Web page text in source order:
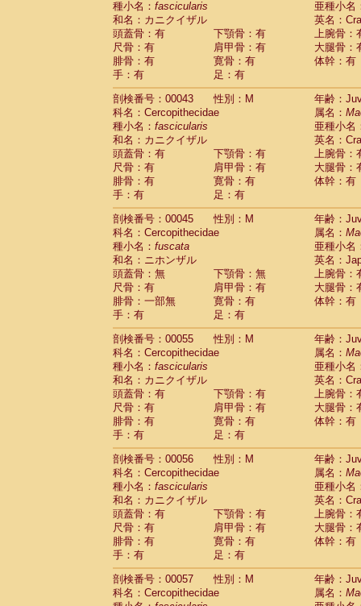
Cercopithecidae Papio hamadryas(1)
CercopithecidaePapio papio
CercopithecidaePapio
CercopithecidaeMandrillus
CercopithecidaeMandrillus sphinx
CercopithecidaeTheropithecus
CercopithecidaeMacaca arctoides(1)
Cercopithecidae Macaca assamensis
Cercopithecidae
Macaca
CercopithecidaeMacaca cyclopis (6)
CercopithecidaeMacaca fascicularis
CercopithecidaeMacaca fuscaca
CercopithecidaeMacaca fuscata
CercopithecidaeMacaca fuscata
CercopithecidaeMacaca maura(1)
Cercopithecidae Macaca mulatta(47)
Cercopithecidae Macaca nemestrina(3)
Cercopithecidae Macaca nigra(1)
CercopithecidaeMacaca radiata(8)
CercopithecidaeMacaca silenus(1)
CercopithecidaeMacaca sinica (0)
CercopithecidaeMacaca sylvanus
CercopithecidaeMacaca thibetana (0)
Cercopithecidae Macaca tonkeana (0)
Cercopithecidae hybrid(1)
Cercopithecidae (0)
CercopithecidaeAllenopithecus
CercopithecidaeCercopithecus
CercopithecidaeCercopithecus
CercopithecidaeCercopithecus
CercopithecidaeCercopithecus diana
CercopithecidaeCercopithecus
Cercopithecidae
Cercopithecus
Cercopithecidae
Cercopithecus mitis
CercopithecidaeCercopithecus mitis
CercopithecidaeCercopithecus mitis
CercopithecidaeCercopithecus mona
CercopithecidaeCercopithecus
CercopithecidaeCercopithecus
CercopithecidaeCercopithecus
Cercopithecidae
Cercopithecusspp.(0)
種小名： fascicularis
亜種小名
和名：カニクイザル
英名：
頭蓋骨：有
下顎骨：有
上腕骨：
尺骨：有
肩甲骨：有
大腿骨：
腓骨：有
寛骨：有
体幹：有
手：有
足：有
剖検番号：00043
性別：M
年齢：
科名：Cercopithecidae
属名：
種小名： fascicularis
亜種小名
和名：カニクイザル
英名：
頭蓋骨：有
下顎骨：有
上腕骨：
尺骨：有
肩甲骨：有
大腿骨：
腓骨：有
寛骨：有
体幹：有
手：有
足：有
剖検番号：00045
性別：M
年齢：
科名：Cercopithecidae
属名：
種小名： fuscata
亜種小名
和名：ニホンザル
英名：
頭蓋骨：無
下顎骨：無
上腕骨：
尺骨：有
肩甲骨：有
大腿骨：
腓骨：一部無
寛骨：有
体幹：有
手：有
足：有
剖検番号：00055
性別：M
年齢：
科名：Cercopithecidae
属名：
種小名： fascicularis
亜種小名
和名：カニクイザル
英名：
頭蓋骨：有
下顎骨：有
上腕骨：
尺骨：有
肩甲骨：有
大腿骨：
腓骨：有
寛骨：有
体幹：有
手：有
足：有
剖検番号：00056
性別：M
年齢：
科名：Cercopithecidae
属名：
種小名： fascicularis
亜種小名
和名：カニクイザル
英名：
頭蓋骨：有
下顎骨：有
上腕骨：
尺骨：有
肩甲骨：有
大腿骨：
腓骨：有
寛骨：有
体幹：有
手：有
足：有
剖検番号：00057
性別：M
年齢：
科名：Cercopithecidae
属名：